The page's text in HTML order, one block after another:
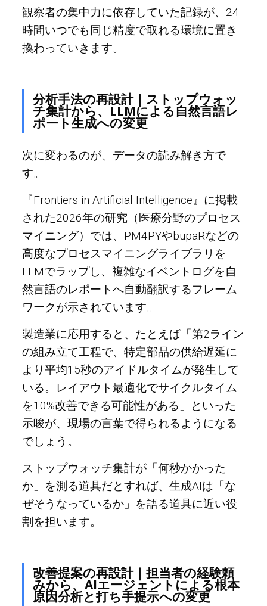
観察者の集中力に依存していた記録が、24
時間いつでも同じ精度で取れる環境に置き
換わっていきます。
分析手法の再設計｜ストップウォッ
チ集計から、LLMによる自然言語レ
ポート生成への変更
次に変わるのが、データの読み解き方で
す。
『Frontiers in Artificial Intelligence』に掲載
された2026年の研究（医療分野のプロセス
マイニング）では、PM4PYやbupaRなどの
高度なプロセスマイニングライブラリを
LLMでラップし、複雑なイベントログを自
然言語のレポートへ自動翻訳するフレーム
ワークが示されています。
製造業に応用すると、たとえば「第2ライン
の組み立て工程で、特定部品の供給遅延に
より平均15秒のアイドルタイムが発生して
いる。レイアウト最適化でサイクルタイム
を10%改善できる可能性がある」といった
示唆が、現場の言葉で得られるようになる
でしょう。
ストップウォッチ集計が「何秒かかった
か」を測る道具だとすれば、生成AIは「な
ぜそうなっているか」を語る道具に近い役
割を担います。
改善提案の再設計｜担当者の経験頼
みから、AIエージェントによる根本
原因分析と打ち手提示への変更